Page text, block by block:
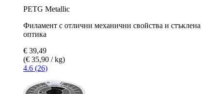
PETG Metallic
Филамент с отлични механични свойства и стъклена
оптика
€ 39,49
(€ 35,90 / kg)
4.6 (26)